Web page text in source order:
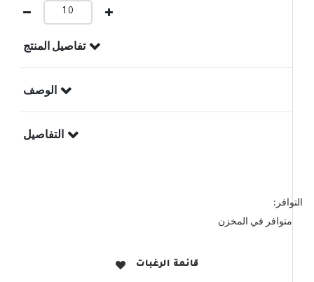
تفاصيل المنتج
الوصف
التفاصيل
التوافر:
متوافر في المخزن
قائمة الرغبات